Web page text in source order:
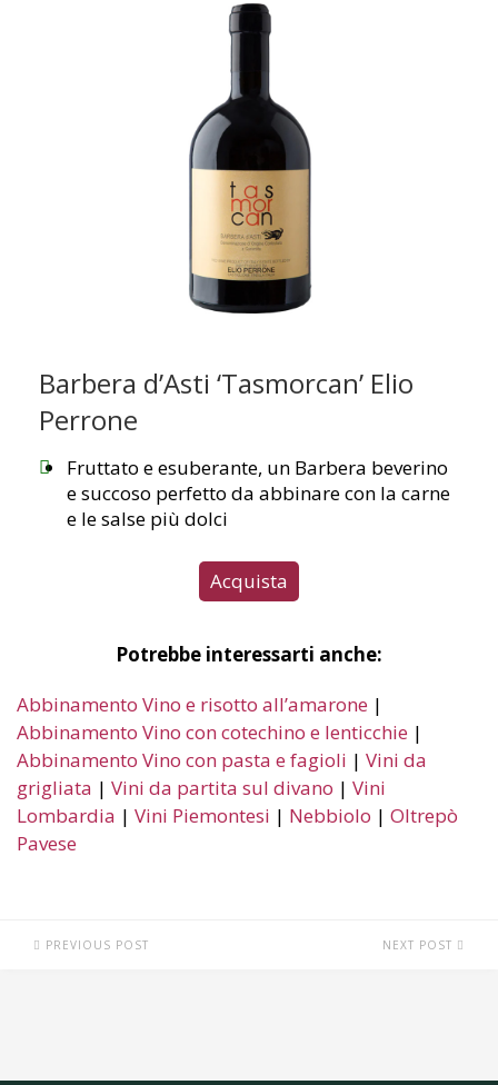
Barbera d’Asti ‘Tasmorcan’ Elio
Perrone
Fruttato e esuberante, un Barbera beverino
e succoso perfetto da abbinare con la carne
e le salse più dolci
Acquista
Potrebbe interessarti anche:
Abbinamento Vino e risotto all’amarone |
Abbinamento Vino con cotechino e lenticchie |
Abbinamento Vino con pasta e fagioli | Vini da
grigliata | Vini da partita sul divano | Vini
Lombardia | Vini Piemontesi | Nebbiolo | Oltrepò
Pavese
PREVIOUS POST NEXT POST